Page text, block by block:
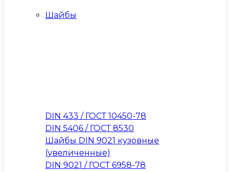
Шайбы
DIN 433 / ГОСТ 10450-78
DIN 5406 / ГОСТ 8530
Шайбы DIN 9021 кузовные
(увеличенные)
DIN 9021 / ГОСТ 6958-78